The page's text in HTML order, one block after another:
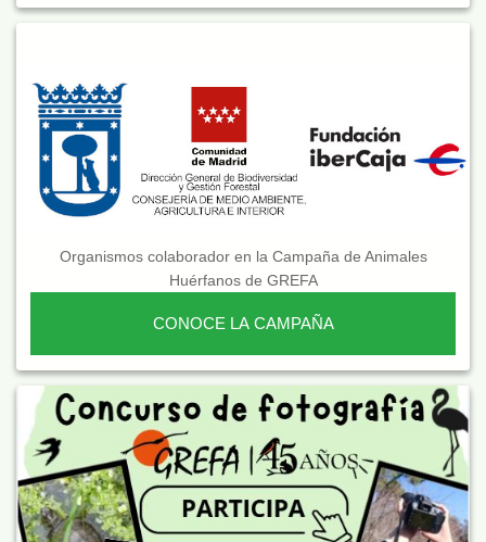
Organismos colaborador en la Campaña de Animales
Huérfanos de GREFA
CONOCE LA CAMPAÑA